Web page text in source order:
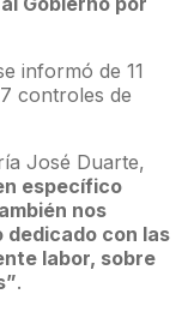
informó de 11
controles de
José Duarte,
específico
nos
con las
labor, sobre
.